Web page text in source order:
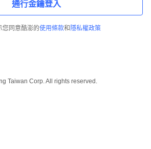
通行金鑰登入
您同意酷澎的使用條款和 隱私權政策
Taiwan Corp. All rights reserved.